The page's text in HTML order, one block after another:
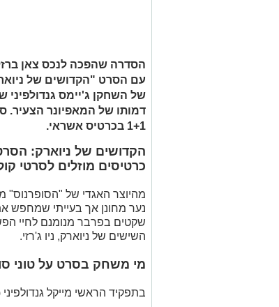
הסדרה שהפכה לנכס צאן
עם הסרט "הקדושים של
של השחקן ג'יימס
דמותו של המאפיונר הצעיר.
1+1 בכרטיס אשראי.
הקדושים של ניוארק:
כרטיסים מוזלים לסרטי
מהיוצר האגדי של "הסופרנוס"
נער מחונן אך בעייתי שמחפש
שקטים בפרבר מנומנם לחיי
השישים של ניוארק, ניו ג'רזי.
מי משחק בסרט על טוני
בתפקיד הראשי מייקל גנדולפיני